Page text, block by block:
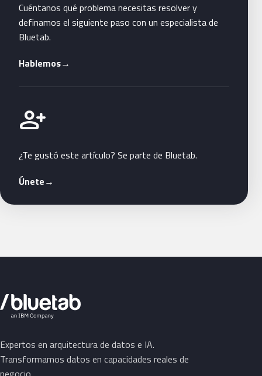
Cuéntanos qué problema necesitas resolver y
definamos el siguiente paso con un especialista de
Bluetab.
Hablemos→
person_add
Únete a Bluetab
¿Te gustó este artículo? Se parte de Bluetab.
Únete→
Expertos en arquitectura de datos e IA.
Transformamos datos en capacidades reales de